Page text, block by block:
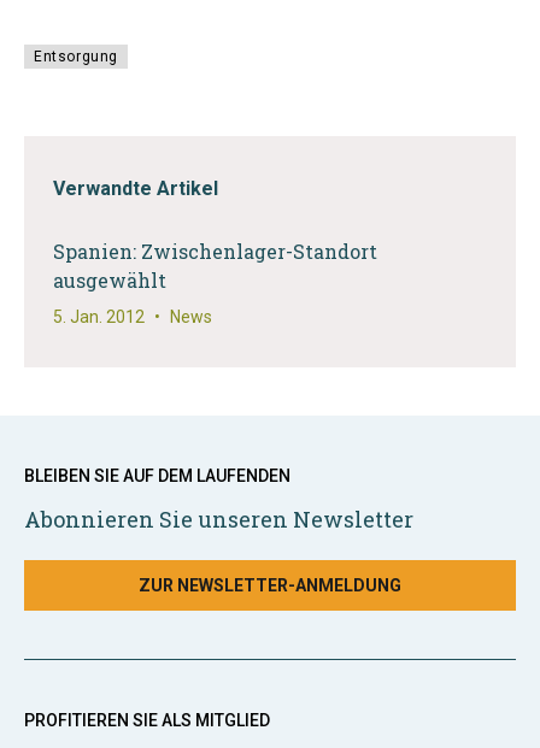
Entsorgung
Verwandte Artikel
Spanien: Zwischenlager-Standort
ausgewählt
5. Jan. 2012 • News
BLEIBEN SIE AUF DEM LAUFENDEN
Abonnieren Sie unseren Newsletter
ZUR NEWSLETTER-ANMELDUNG
PROFITIEREN SIE ALS MITGLIED